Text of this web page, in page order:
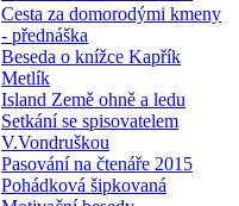
Cesta za domorodými kmeny
- přednáška
Beseda o knížce Kapřík
Metlík
Island Země ohně a ledu
Setkání se spisovatelem
V.Vondruškou
Pasování na čtenáře 2015
Pohádková šipkovaná